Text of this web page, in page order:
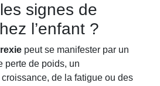
signes de
l’enfant ?
peut se manifester par un
perte de poids, un
de la fatigue ou des